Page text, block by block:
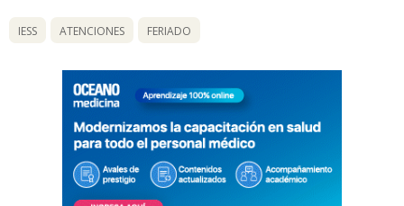
IESS ATENCIONES FERIADO